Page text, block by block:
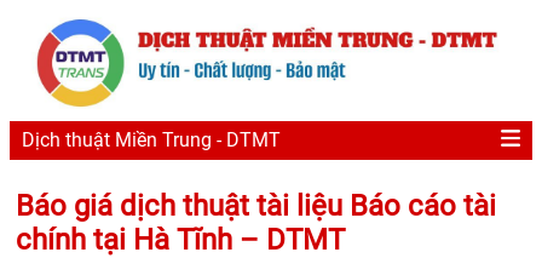
Dịch thuật Miền Trung - DTMT
Báo giá dịch thuật tài liệu Báo cáo tài
chính tại Hà Tĩnh – DTMT